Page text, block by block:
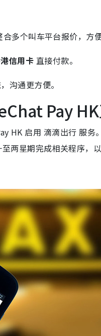
多个叫车平台报价，方便
信用卡 直接付款。
沟通更方便。
Pay
HK 启用 滴滴出行 服
两星期完成相关程序，